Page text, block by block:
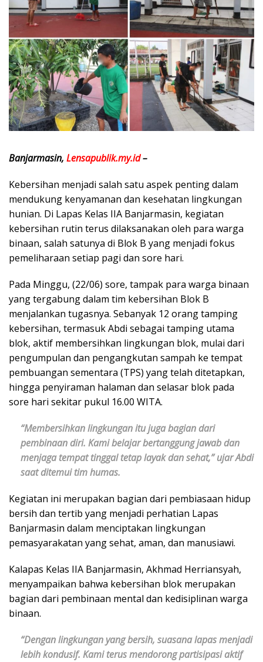
Banjarmasin, Lensapublik.my.id–
Kebersihan menjadi salah satu aspek penting dalam
mendukung kenyamanan dan kesehatan lingkungan
hunian. Di Lapas Kelas IIA Banjarmasin, kegiatan
kebersihan rutin terus dilaksanakan oleh para warga
binaan, salah satunya di Blok B yang menjadi fokus
pemeliharaan setiap pagi dan sore hari.
Pada Minggu, (22/06) sore, tampak para warga binaan
yang tergabung dalam tim kebersihan Blok B
menjalankan tugasnya. Sebanyak 12 orang tamping
kebersihan, termasuk Abdi sebagai tamping utama
blok, aktif membersihkan lingkungan blok, mulai dari
pengumpulan dan pengangkutan sampah ke tempat
pembuangan sementara (TPS) yang telah ditetapkan,
hingga penyiraman halaman dan selasar blok pada
sore hari sekitar pukul 16.00 WITA.
“Membersihkan lingkungan itu juga bagian dari
pembinaan diri. Kami belajar bertanggung jawab dan
menjaga tempat tinggal tetap layak dan sehat,” ujar Abdi
saat ditemui tim humas.
Kegiatan ini merupakan bagian dari pembiasaan hidup
bersih dan tertib yang menjadi perhatian Lapas
Banjarmasin dalam menciptakan lingkungan
pemasyarakatan yang sehat, aman, dan manusiawi.
Kalapas Kelas IIA Banjarmasin, Akhmad Herriansyah,
menyampaikan bahwa kebersihan blok merupakan
bagian dari pembinaan mental dan kedisiplinan warga
binaan.
“Dengan lingkungan yang bersih, suasana lapas menjadi
lebih kondusif. Kami terus mendorong partisipasi aktif